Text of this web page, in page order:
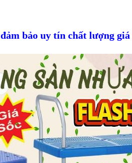
đảm bảo uy tín chất lượng